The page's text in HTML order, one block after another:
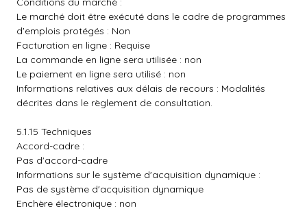
Le marché doit être exécuté dans le cadre de programmes
d'emplois protégés : Non
Facturation en ligne : Requise
La commande en ligne sera utilisée : non
Le paiement en ligne sera utilisé : non
Informations relatives aux délais de recours : Modalités
décrites dans le règlement de consultation.
5.1.15 Techniques
Accord-cadre :
Pas d'accord-cadre
Informations sur le système d'acquisition dynamique :
Pas de système d'acquisition dynamique
Enchère électronique : non